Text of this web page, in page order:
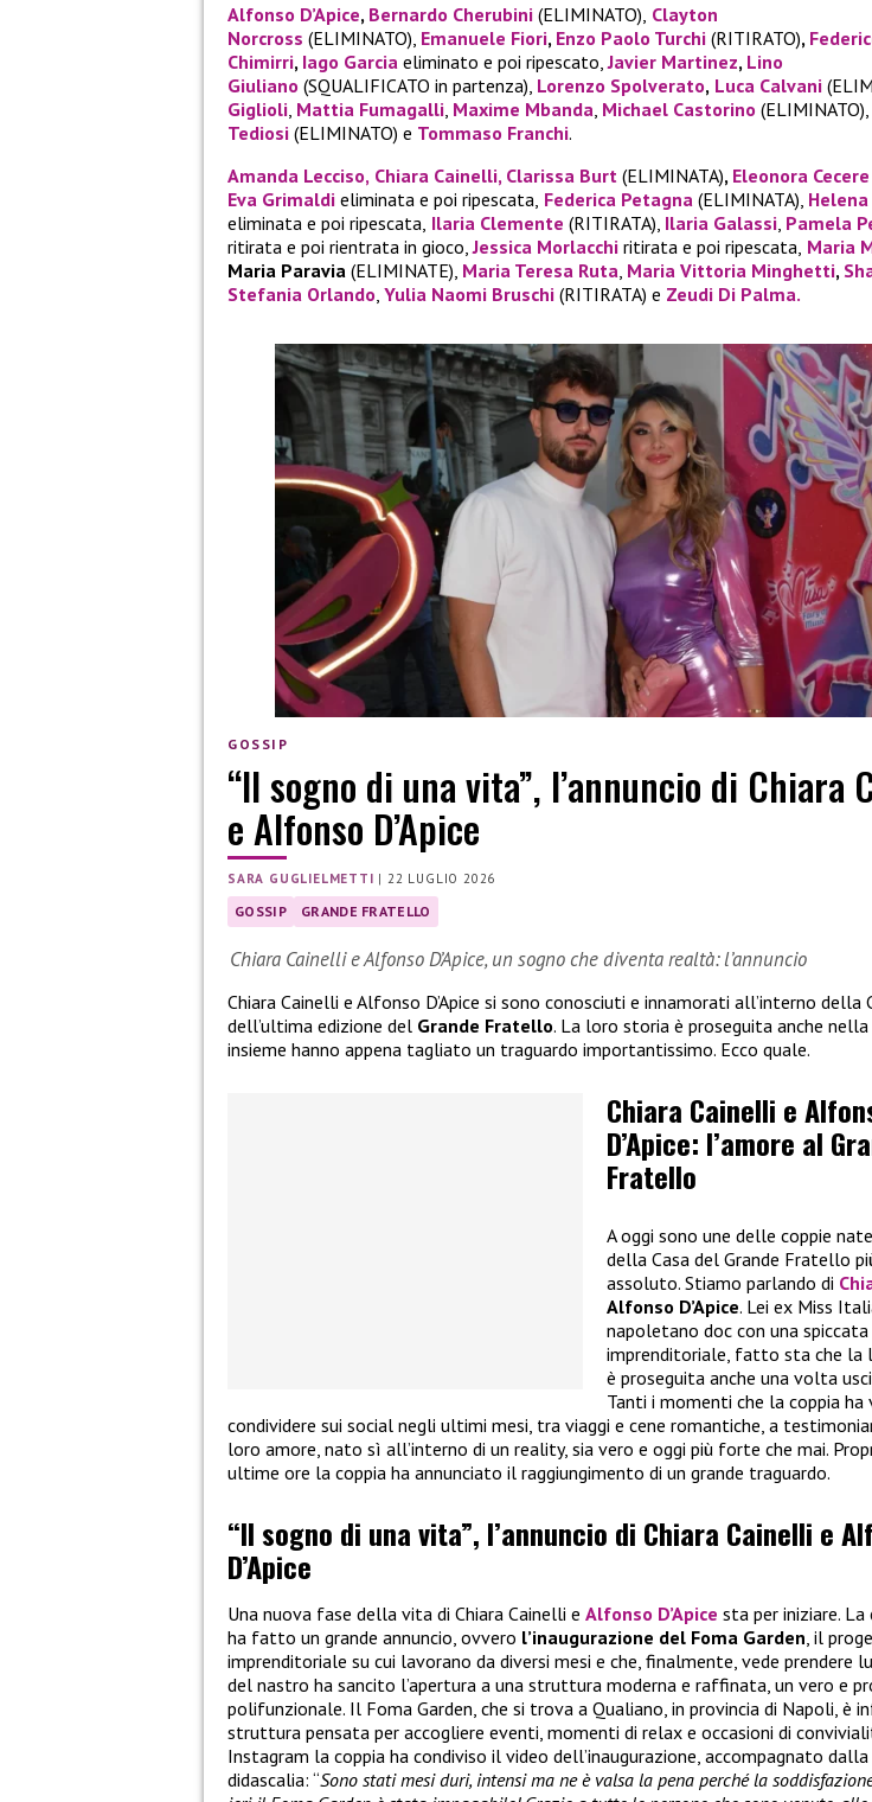
Alfonso D’Apice, Bernardo Cherubini (ELIMINATO), Clayton
Norcross (ELIMINATO), Emanuele Fiori, Enzo Paolo Turchi (RITIRATO),
Chimirri, Iago Garcia eliminato e poi ripescato,Javier Martinez, Lino
Giuliano (SQUALIFICATO in partenza), Lorenzo Spolverato, Luca Calvani
Giglioli Mattia Fumagalli Maxime Mbanda Michael Castorino (ELIMINATO),
Tediosi (ELIMINATO) e Tommaso Franchi.
Amanda Lecciso, Chiara Cainelli, Clarissa Burt (ELIMINATA), Eleonora Cecere
Eva Grimaldi eliminata e poi ripescata, Federica Petagna (ELIMINATA),
eliminata e poi ripescata, Ilaria Clemente (RITIRATA), Ilaria Galassi Pamela
ritirata e poi rientrata in gioco,Jessica Morlacchi ritirata e poi ripescata, Maria
Maria Paravia (ELIMINATE), Maria Teresa Ruta Maria Vittoria Minghetti,
Stefania Orlando Yulia Naomi Bruschi (RITIRATA) e Zeudi Di Palma.
GOSSIP
“Il sogno di una vita”, l’annuncio di Chiara
e Alfonso D’Apice
SARA GUGLIELMETTI |22 LUGLIO 2026
GOSSIP GRANDE FRATELLO
Chiara Cainelli e Alfonso D’Apice, un sogno che diventa realtà: l’annuncio
Chiara Cainelli e Alfonso D’Apice si sono conosciuti e innamorati all’interno della
dell’ultima edizione del Grande Fratello. La loro storia è proseguita anche
insieme hanno appena tagliato un traguardo importantissimo. Ecco quale.
Chiara Cainelli e
D’Apice: l’amore al
Fratello
A oggi sono une delle coppie
della Casa del Grande Fratello
assoluto. Stiamo parlando di
Alfonso D’Apice. Lei ex Miss
napoletano doc con una
imprenditoriale, fatto sta che la
è proseguita anche una volta
Tanti i momenti che la coppia
condividere sui social negli ultimi mesi, tra viaggi e cene romantiche, a
loro amore, nato sì all’interno di un reality, sia vero e oggi più forte che mai.
ultime ore la coppia ha annunciato il raggiungimento di un grande traguardo.
“Il sogno di una vita”, l’annuncio di Chiara Cainelli e
D’Apice
Una nuova fase della vita di Chiara Cainelli e Alfonso D’Apice sta per iniziare.
ha fatto un grande annuncio, ovvero l’inaugurazione del Foma Garden, il
imprenditoriale su cui lavorano da diversi mesi e che, finalmente, vede prendere
del nastro ha sancito l’apertura a una struttura moderna e raffinata, un vero e
polifunzionale. Il Foma Garden, che si trova a Qualiano, in provincia di Napoli, è
struttura pensata per accogliere eventi, momenti di relax e occasioni di
Instagram la coppia ha condiviso il video dell’inaugurazione, accompagnato
didascalia: “Sono stati mesi duri, intensi ma ne è valsa la pena perché la